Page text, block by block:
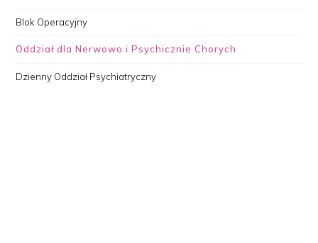
Blok Operacyjny
Oddział dla Nerwowo i Psychicznie Chorych
Dzienny Oddział Psychiatryczny